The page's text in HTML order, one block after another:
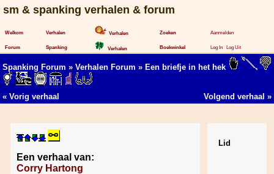
sm & spanking verhalen & forum
Welkom
Forum
Verhalen
Spanking
Verhalen
Verhalen
Zoeken
Boekwinkel
Aanmelden
Log In Log Uit
Spanking Forum » Verhalen Forum » Een briefje in het hek
« Vorig verhaal Volgend verhaal »
Een verhaal van:
Corry Hartong
Lid